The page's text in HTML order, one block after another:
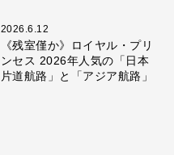
2026.6.12
《残室僅か》ロイヤル・プリ
ンセス 2026年人気の「日本
片道航路」と「アジア航路」